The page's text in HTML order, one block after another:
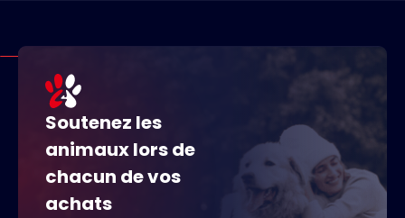
Soutenez les
animaux lors de
chacun de vos
achats